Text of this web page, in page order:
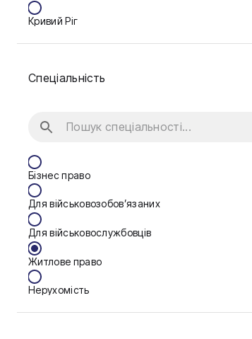
Кривий Ріг
Луцьк
Нікополь
Одеса
Олександрія
Павлоград
Полтава
Рівне
Спеціальність
Бізнес право
Для військовозобов’язаних
Для військовослужбовців
Житлове право
Нерухомість